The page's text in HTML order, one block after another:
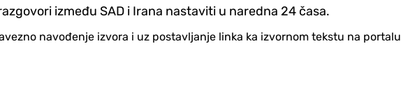
između SAD i Irana nastaviti u naredna 24 časa.
navođenje izvora i uz postavljanje linka ka izvornom tekstu na portalu